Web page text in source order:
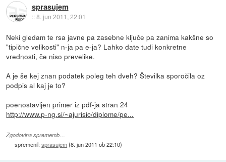
sprasujem
::8. jun 2011, 22:01
Neki gledam te rsa javne pa zasebne ključe pa zanima kakšne so
"tipične velikosti" n-ja pa e-ja? Lahko date tudi konkretne
vrednosti, če niso prevelike.
A je še kej znan podatek poleg teh dveh? Številka sporočila oz
podpis al kaj je to?
poenostavljen primer iz pdf-ja stran 24
http://www.p-ng.si/~ajurisic/diplome/pe...
Zgodovina sprememb…
spremenil:sprasujem(8. jun 2011 ob 22:10)